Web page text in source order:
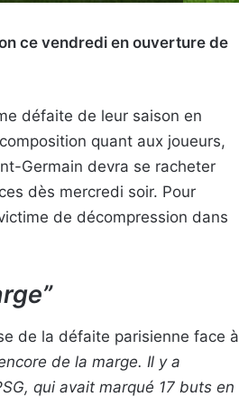
ce vendredi en ouverture de
défaite de leur saison en
quant aux joueurs,
Germain devra se racheter
dès mercredi soir. Pour
de décompression dans
de la défaite parisienne face à
de la marge. Il y a
qui avait marqué 17 buts en